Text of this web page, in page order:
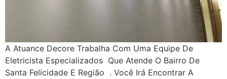
A Atuance Decore Trabalha Com Uma Equipe De
Eletricista Especializados Que Atende O Bairro De
Santa Felicidade E Região . Você Irá Encontrar A